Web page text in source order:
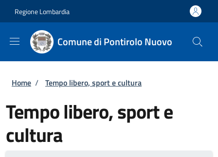
Regione Lombardia
Comune di Pontirolo Nuovo
Briciole di pane
Home / Tempo libero, sport e cultura
Tempo libero, sport e
cultura